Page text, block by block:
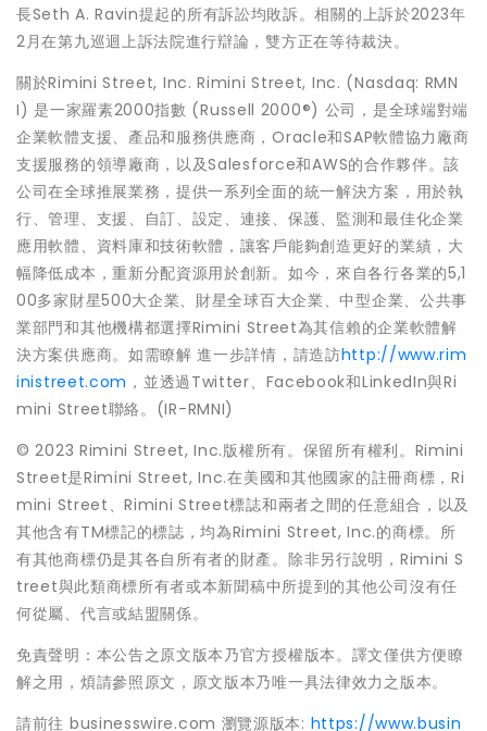
長Seth A. Ravin提起的所有訴訟均敗訴。相關的上訴於2023年
2月在第九巡迴上訴法院進行辯論，雙方正在等待裁決。
關於Rimini Street, Inc. Rimini Street, Inc. (Nasdaq: RMN
I) 是一家羅素2000指數 (Russell 2000®) 公司，是全球端對端
企業軟體支援、產品和服務供應商，Oracle和SAP軟體協力廠商
支援服務的領導廠商，以及Salesforce和AWS的合作夥伴。該
公司在全球推展業務，提供一系列全面的統一解決方案，用於執
行、管理、支援、自訂、設定、連接、保護、監測和最佳化企業
應用軟體、資料庫和技術軟體，讓客戶能夠創造更好的業績，大
幅降低成本，重新分配資源用於創新。如今，來自各行各業的5,1
00多家財星500大企業、財星全球百大企業、中型企業、公共事
業部門和其他機構都選擇Rimini Street為其信賴的企業軟體解
決方案供應商。如需瞭解 進一步詳情，請造訪http://www.rim
inistreet.com ，並透過Twitter、Facebook和LinkedIn與Ri
mini Street聯絡。(IR-RMNI)
© 2023 Rimini Street, Inc.版權所有。保留所有權利。Rimini
Street是Rimini Street, Inc.在美國和其他國家的註冊商標，Ri
mini Street、Rimini Street標誌和兩者之間的任意組合，以及
其他含有TM標記的標誌，均為Rimini Street, Inc.的商標。所
有其他商標仍是其各自所有者的財產。除非另行說明，Rimini S
treet與此類商標所有者或本新聞稿中所提到的其他公司沒有任
何從屬、代言或結盟關係。
免責聲明：本公告之原文版本乃官方授權版本。譯文僅供方便瞭
解之用，煩請參照原文，原文版本乃唯一具法律效力之版本。
請前往 businesswire.com 瀏覽源版本: https://www.busin